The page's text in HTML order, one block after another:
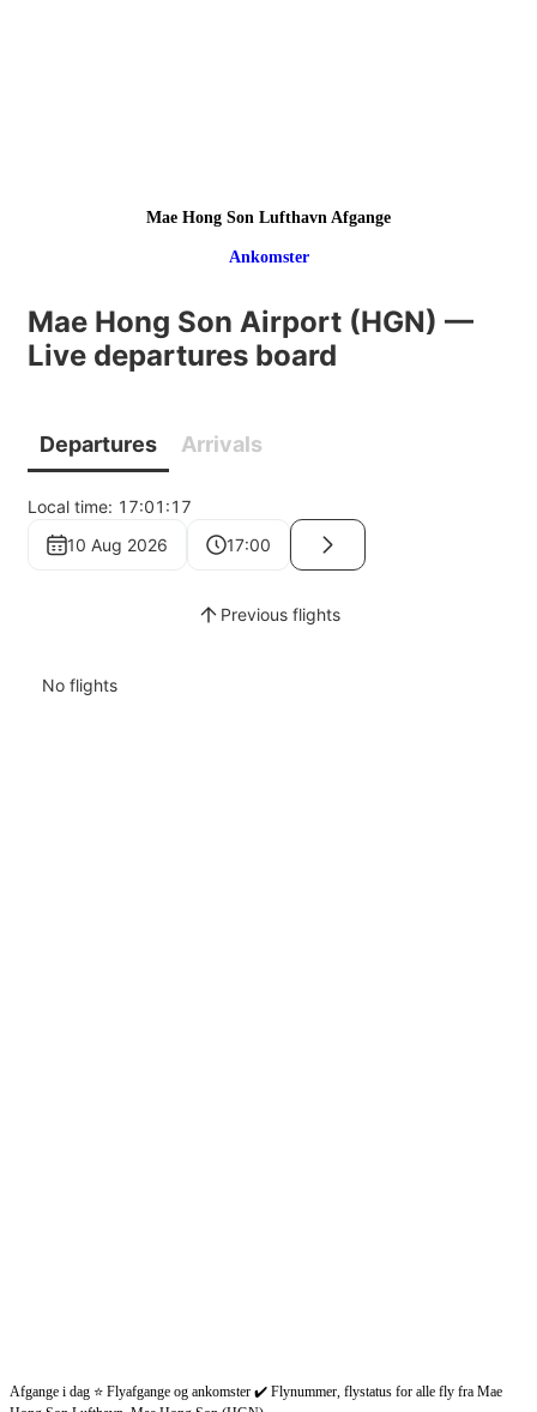
Mae Hong Son Lufthavn Afgange
Ankomster
Afgange i dag ⭐ Flyafgange og ankomster ✔️ Flynummer, flystatus for alle fly fra Mae